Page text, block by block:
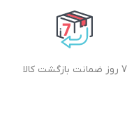
7 روز ضمانت بازگشت کالا